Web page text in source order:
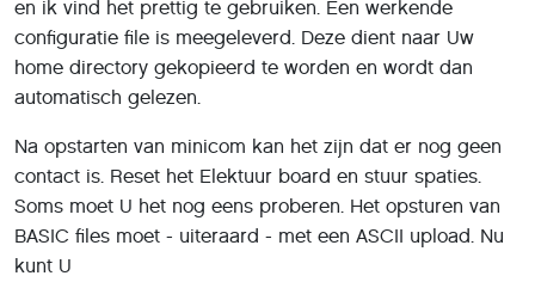
en ik vind het prettig te gebruiken. Een werkende
configuratie file is meegeleverd. Deze dient naar Uw
home directory gekopieerd te worden en wordt dan
automatisch gelezen.
Na opstarten van minicom kan het zijn dat er nog geen
contact is. Reset het Elektuur board en stuur spaties.
Soms moet U het nog eens proberen. Het opsturen van
BASIC files moet - uiteraard - met een ASCII upload. Nu
kunt U